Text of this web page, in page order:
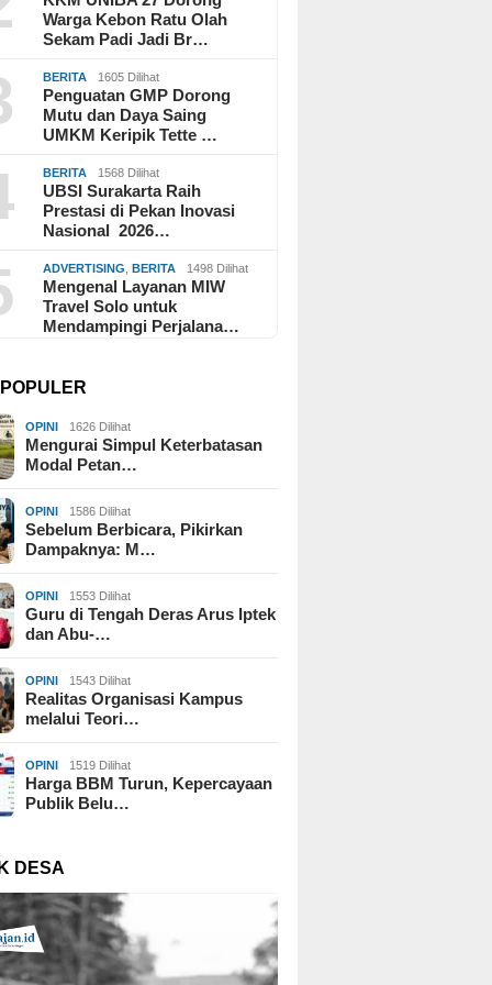
Warga Kebon Ratu Olah
Sekam Padi Jadi Br…
BERITA 1605 Dilihat
Penguatan GMP Dorong
Mutu dan Daya Saing
UMKM Keripik Tette …
BERITA 1568 Dilihat
UBSI Surakarta Raih
Prestasi di Pekan Inovasi
Nasional 2026…
ADVERTISING ,BERITA 1498 Dilihat
Mengenal Layanan MIW
Travel Solo untuk
Mendampingi Perjalana…
OPINI 1626 Dilihat
Mengurai Simpul Keterbatasan
Modal Petan…
OPINI 1586 Dilihat
Sebelum Berbicara, Pikirkan
Dampaknya: M…
OPINI 1553 Dilihat
Guru di Tengah Deras Arus Iptek
dan Abu-…
OPINI 1543 Dilihat
Realitas Organisasi Kampus
melalui Teori…
OPINI 1519 Dilihat
Harga BBM Turun, Kepercayaan
Publik Belu…
DESA